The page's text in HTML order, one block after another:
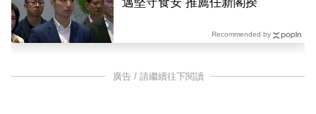
Recommended by
廣告 / 請繼續往下閱讀